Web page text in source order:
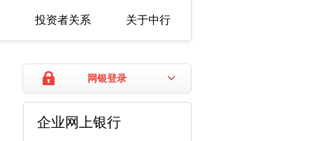
投资者关系 关于中行
网银登录
企业网上银行